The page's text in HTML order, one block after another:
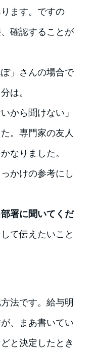
ます。ですの
確認することが
」さんの場合で
は。
から聞けない」
。専門家の友人
なりました。
かけの参考にし
署に聞いてくだ
て伝えたいこと
法です。給与明
、まあ書いてい
と決定したとき